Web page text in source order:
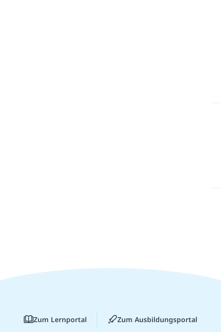
Zum Lernportal Zum Ausbildungsportal